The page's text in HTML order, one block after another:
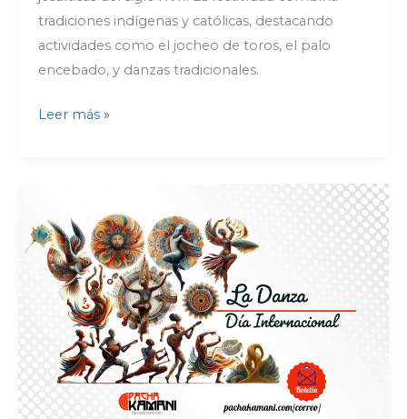
tradiciones indígenas y católicas, destacando
actividades como el jocheo de toros, el palo
encebado, y danzas tradicionales.
Leer más »
el
Día
Internacional
Danza